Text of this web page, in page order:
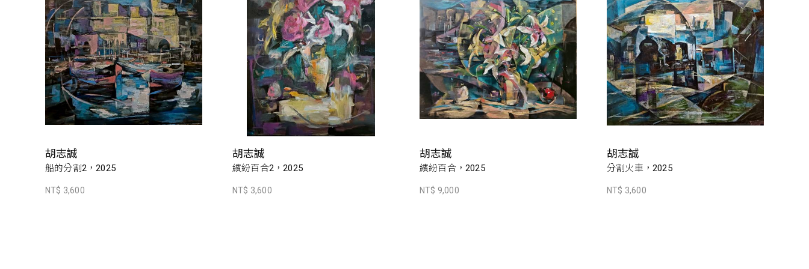
胡志誠
船的分割2，2025
NT$ 3,600
胡志誠
繽紛百合2，2025
NT$ 3,600
胡志誠
繽紛百合，2025
NT$ 9,000
胡志誠
分割火車，2025
NT$ 3,600